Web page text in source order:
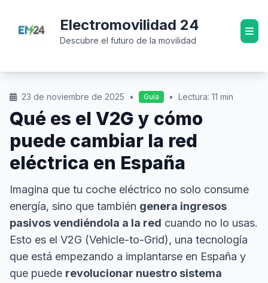
Electromovilidad 24
Descubre el futuro de la movilidad
23 de noviembre de 2025 • Guía • Lectura: 11 min
Qué es el V2G y cómo
puede cambiar la red
eléctrica en España
Imagina que tu coche eléctrico no solo consume
energía, sino que también genera ingresos
pasivos vendiéndola a la red cuando no lo usas.
Esto es el V2G (Vehicle-to-Grid), una tecnología
que está empezando a implantarse en España y
que puede revolucionar nuestro sistema